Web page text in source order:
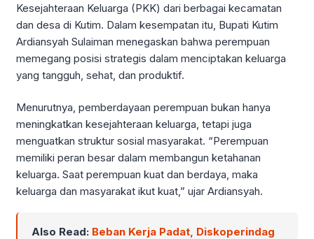
Kesejahteraan Keluarga (PKK) dari berbagai kecamatan
dan desa di Kutim. Dalam kesempatan itu, Bupati Kutim
Ardiansyah Sulaiman menegaskan bahwa perempuan
memegang posisi strategis dalam menciptakan keluarga
yang tangguh, sehat, dan produktif.
Menurutnya, pemberdayaan perempuan bukan hanya
meningkatkan kesejahteraan keluarga, tetapi juga
menguatkan struktur sosial masyarakat. “Perempuan
memiliki peran besar dalam membangun ketahanan
keluarga. Saat perempuan kuat dan berdaya, maka
keluarga dan masyarakat ikut kuat,” ujar Ardiansyah.
Also Read: Beban Kerja Padat, Diskoperindag